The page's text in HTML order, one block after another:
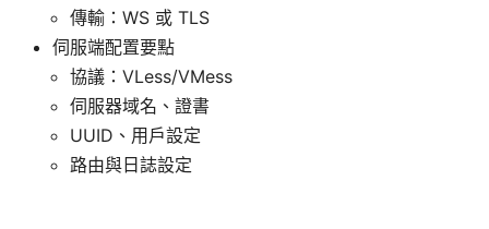
傳輸：WS 或 TLS
伺服端配置要點
協議：VLess/VMess
伺服器域名、證書
UUID、用戶設定
路由與日誌設定